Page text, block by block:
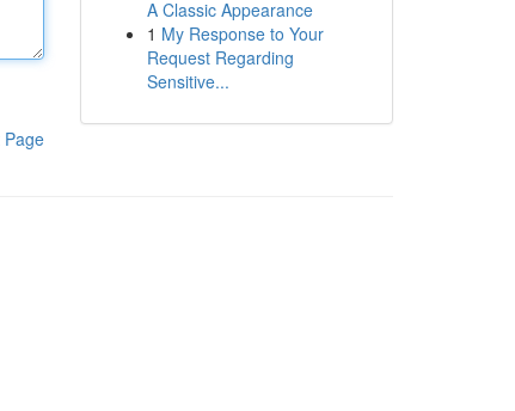
Page
A Classic Appearance
1 My Response to Your
Request Regarding
Sensitive...